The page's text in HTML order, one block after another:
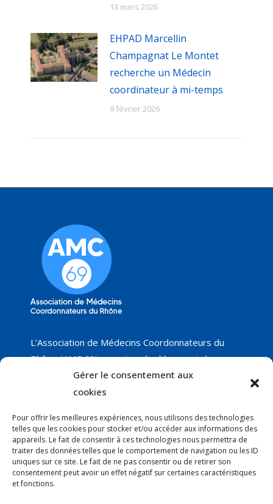
Gérer le consentement aux
cookies
Pour offrir les meilleures expériences, nous utilisons des technologies
telles que les cookies pour stocker et/ou accéder aux informations des
appareils. Le fait de consentir à ces technologies nous permettra de
traiter des données telles que le comportement de navigation ou les ID
uniques sur ce site. Le fait de ne pas consentir ou de retirer son
consentement peut avoir un effet négatif sur certaines caractéristiques
et fonctions.
13 mars 2026
EHPAD Marcellin
Champagnat Le Montet
recherche un Médecin
coordinateur à mi-temps
9 février 2026
L’Association de Médecins Coordonnateurs du
Rhône (AMC 69) organise régulièrement des
groupes de travail sur différents thèmes, dont
nous vous proposerons les résultats, ainsi que les
de vous faire part de nos nouveautés !
Courrier:
Anne-Claire Thury - AMC 69